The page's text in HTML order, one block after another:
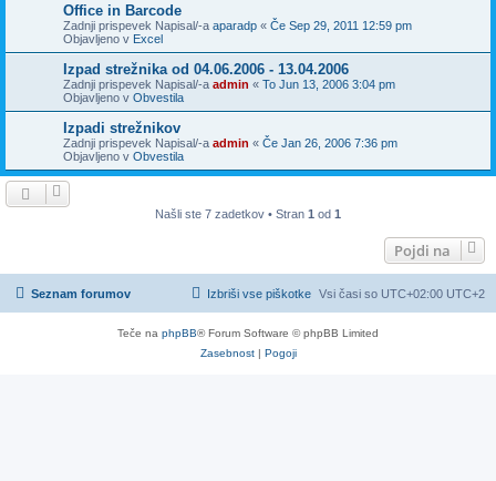
Office in Barcode
Zadnji prispevek Napisal/-a aparadp « Če Sep 29, 2011 12:59 pm
Objavljeno v Excel
Izpad strežnika od 04.06.2006 - 13.04.2006
Zadnji prispevek Napisal/-a admin « To Jun 13, 2006 3:04 pm
Objavljeno v Obvestila
Izpadi strežnikov
Zadnji prispevek Napisal/-a admin « Če Jan 26, 2006 7:36 pm
Objavljeno v Obvestila
Našli ste 7 zadetkov • Stran 1 od 1
Pojdi na
Seznam forumov Vsi časi so UTC+02:00 UTC+2
Izbriši vse piškotke
Teče na phpBB® Forum Software © phpBB Limited
Zasebnost| Pogoji